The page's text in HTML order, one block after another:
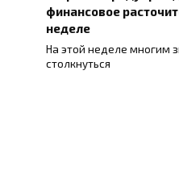
финансовое
неделе
На этой неделе многим
столкнуться